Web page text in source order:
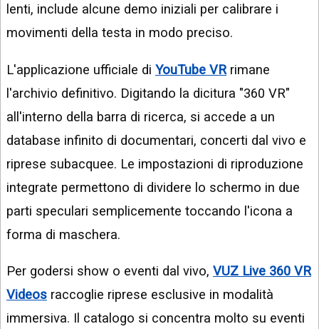
lenti, include alcune demo iniziali per calibrare i
movimenti della testa in modo preciso.
L'applicazione ufficiale di YouTube VR rimane
l'archivio definitivo. Digitando la dicitura "360 VR"
all'interno della barra di ricerca, si accede a un
database infinito di documentari, concerti dal vivo e
riprese subacquee. Le impostazioni di riproduzione
integrate permettono di dividere lo schermo in due
parti speculari semplicemente toccando l'icona a
forma di maschera.
Per godersi show o eventi dal vivo, VUZ Live 360 VR
Videos raccoglie riprese esclusive in modalità
immersiva. Il catalogo si concentra molto su eventi